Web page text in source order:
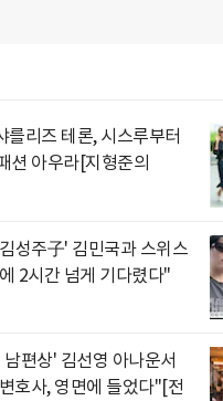
를리즈 테론, 시스루부터
션 아우라[지형준의
성주子' 김민국과 스위스
2시간 넘게 기다렸다"
편상' 김선영 아나운서
호사, 영면에 들었다"[전